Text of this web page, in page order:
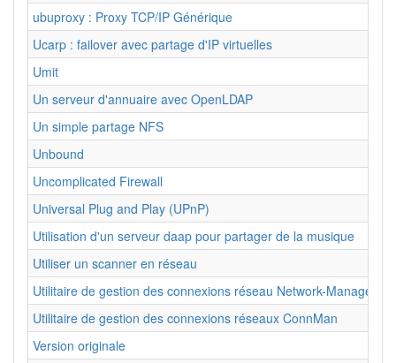
ubuproxy : Proxy TCP/IP Générique
Ucarp : failover avec partage d'IP virtuelles
Umit
Un serveur d'annuaire avec OpenLDAP
Un simple partage NFS
Unbound
Uncomplicated Firewall
Universal Plug and Play (UPnP)
Utilisation d'un serveur daap pour partager de la musique
Utiliser un scanner en réseau
Utilitaire de gestion des connexions réseau Network-Manager
Utilitaire de gestion des connexions réseaux ConnMan
Version originale